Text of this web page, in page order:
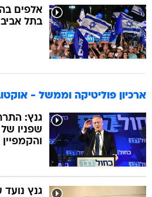
אלפים
בתל
ארכיון פוליטיקה וממשל - אוקטובר
גנץ:
שפניו של
גנץ נועד